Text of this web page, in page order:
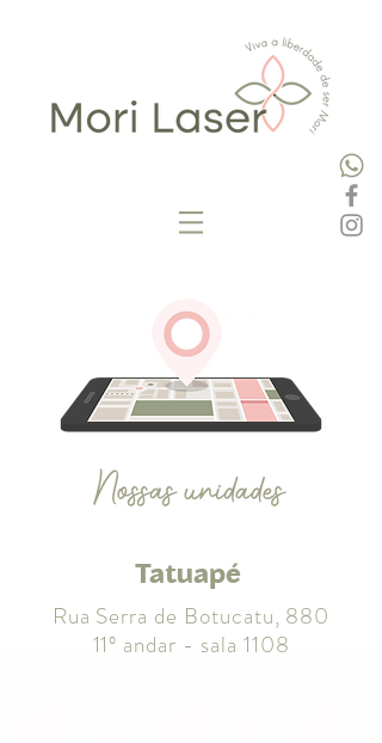
Tatuapé
Rua Serra de Botucatu, 880
11º andar - sala 1108